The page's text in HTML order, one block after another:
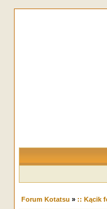
Forum Kotatsu » :: Kącik